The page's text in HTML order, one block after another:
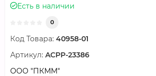
Есть в наличии
0
Код Товара: 40958-01
Артикул: ACPP-23386
ООО "ПКММ"